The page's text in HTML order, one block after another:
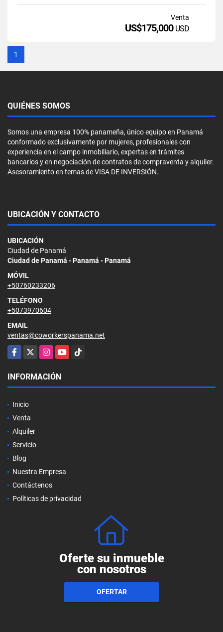
Venta
US$175,000 USD
1
QUIÉNES SOMOS
Somos una empresa 100% panameña, único equipo en Panamá
conformado exclusivamente por mujeres, profesionales con
experiencia en el campo inmobiliario, expertas en trámites
bancarios y en negociación de contratos de compraventa y alquiler.
Asesoramiento en temas de VISA DE INVERSIÓN.
UBICACIÓN Y CONTACTO
UBICACIÓN
Ciudad de Panamá
Ciudad de Panamá - Panamá - Panamá
MÓVIL
+50760233206
TELÉFONO
+5073970604
EMAIL
ventas@coworkerspanama.net
Facebook
X InstagramYouTubeTikTok
INFORMACIÓN
Inicio
Venta
Alquiler
Servicio
Blog
Nuestra Empresa
Contáctenos
Políticas de privacidad
Oferte su inmueble
con nosotros
OFERTAR